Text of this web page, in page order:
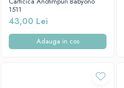
1511
43,00 Lei
Adauga in cos